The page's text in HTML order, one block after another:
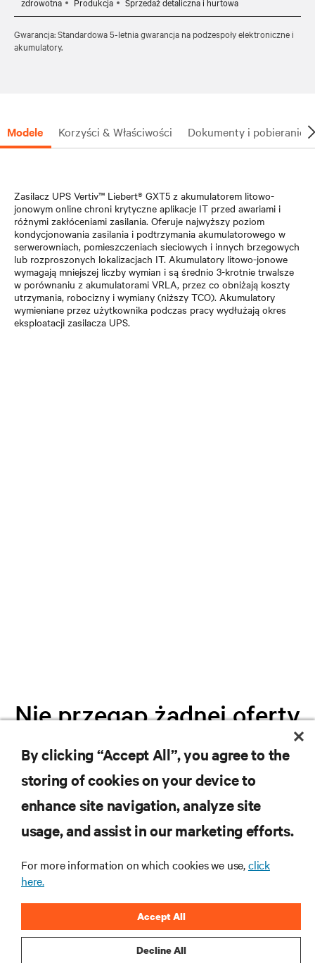
aplikacji podczas nieoczekiwanej przerwy zasilania.
zasilaczy UPS i akumulatorów litowo-jonowych, takimi jak IEC
środowiskach IT.
Możliwość wymiany akumulatora przez użytkownika podczas
Standardowa 5-letnia gwarancja zapewnia spokój ducha i
Gwarancja: Standardowa 5-letnia gwarancja na podzespoły elektroniczne i
akumulatory.
Modele Korzyści & Właściwości Dokumenty i pobieranie
Zasilacz UPS Vertiv™ Liebert® GXT5 z akumulatorem litowo-
jonowym online chroni krytyczne aplikacje IT przed awariami i
różnymi zakłóceniami zasilania. Oferuje najwyższy poziom
kondycjonowania zasilania i podtrzymania akumulatorowego w
serwerowniach, pomieszczeniach sieciowych i innych brzegowych
lub rozproszonych lokalizacjach IT. Akumulatory litowo-jonowe
wymagają mniejszej liczby wymian i są średnio 3-krotnie trwalsze
w porównaniu z akumulatorami VRLA, przez co obniżają koszty
utrzymania, robocizny i wymiany (niższy TCO). Akumulatory
wymieniane przez użytkownika podczas pracy wydłużają okres
eksploatacji zasilacza UPS.
Nie przegap żadnej oferty
Dołącz do naszej listy mailingowej i
otrzymuj najnowsze informacje o
produktach oraz aktualności branżowe
od Vertiv.
ZAREJESTRUJ SIĘ
By clicking “Accept All”, you agree to the
storing of cookies on your device to
enhance site navigation, analyze site
usage, and assist in our marketing efforts.
For more information on which cookies we use,click
here.
Decline All
Accept All